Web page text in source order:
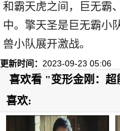
和霸天虎之间，巨无霸
中。擎天圣是巨无霸小
兽小队展开激战。
更新时间： 2023-09-23 05:06
喜欢看 "变形金刚：
喜欢: